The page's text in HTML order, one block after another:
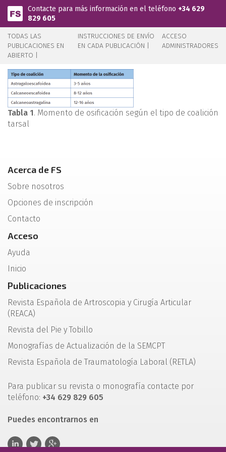
Pasar al contenido principal
Contacte para más información en el teléfono +34 629
829 605
TODAS LAS
PUBLICACIONES EN
ABIERTO |
INSTRUCCIONES DE ENVÍO
EN CADA PUBLICACIÓN |
ACCESO
ADMINISTRADORES
Tabla 1. Momento de osificación según el tipo de coalición
tarsal
Acerca de FS
Sobre nosotros
Opciones de inscripción
Contacto
Acceso
Ayuda
Inicio
Publicaciones
Revista Española de Artroscopia y Cirugía Articular
(REACA)
Revista del Pie y Tobillo
Monografías de Actualización de la SEMCPT
Revista Española de Traumatología Laboral (RETLA)
Para publicar su revista o monografía contacte por
teléfono: +34 629 829 605
Puedes encontrarnos en